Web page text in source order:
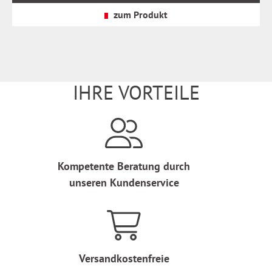
zum Produkt
IHRE VORTEILE
Kompetente Beratung durch
unseren Kundenservice
Versandkostenfreie